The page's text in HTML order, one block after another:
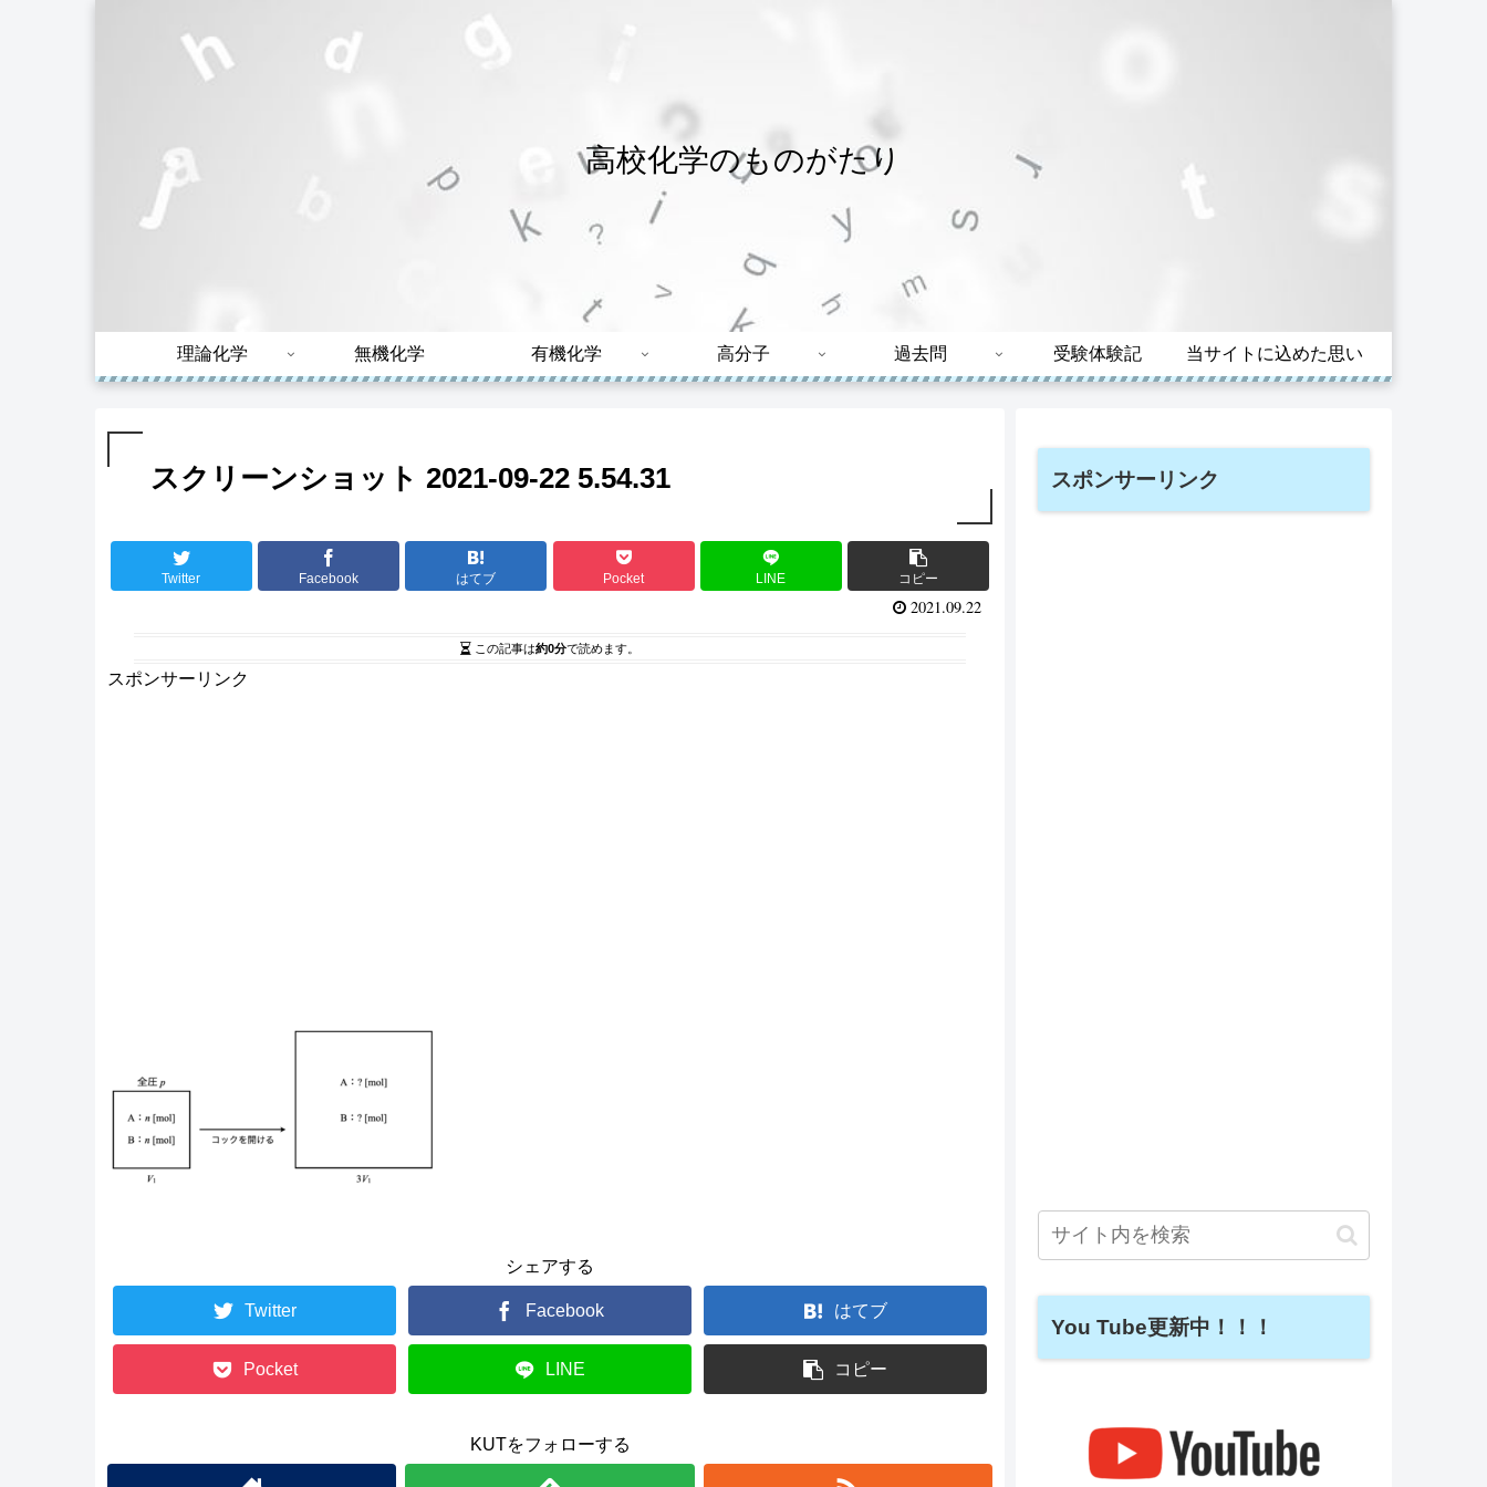
高校化学のものがたり
理論化学 無機化学 有機化学 高分子 過去問 受験体験記 当サイトに込めた思い
スクリーンショット 2021-09-22 5.54.31
Twitter Facebook はてブ Pocket LINE コピー
2021.09.22
この記事は約0分で読めます。
スポンサーリンク
シェアする
Twitter Facebook はてブ
Pocket LINE コピー
KUTをフォローする
スポンサーリンク
You Tube更新中！！！